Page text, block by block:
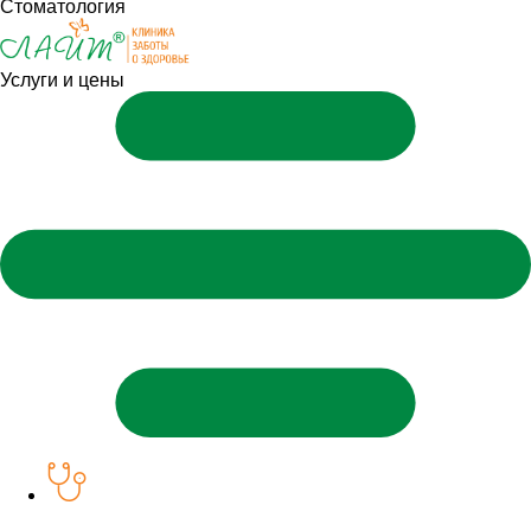
Стоматология
Услуги и цены